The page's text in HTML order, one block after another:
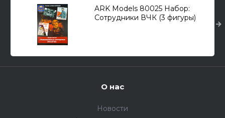
ARK Models 80025 Набор:
Сотрудники ВЧК (3 фигуры)
О нас
Новости